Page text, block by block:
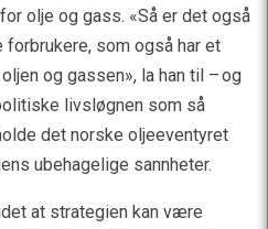
olje og gass. «Så er det også
som også har et
og gassen», la han til – og
livsløgnen som så
det norske oljeeventyret
ubehagelige sannheter.
at strategien kan være